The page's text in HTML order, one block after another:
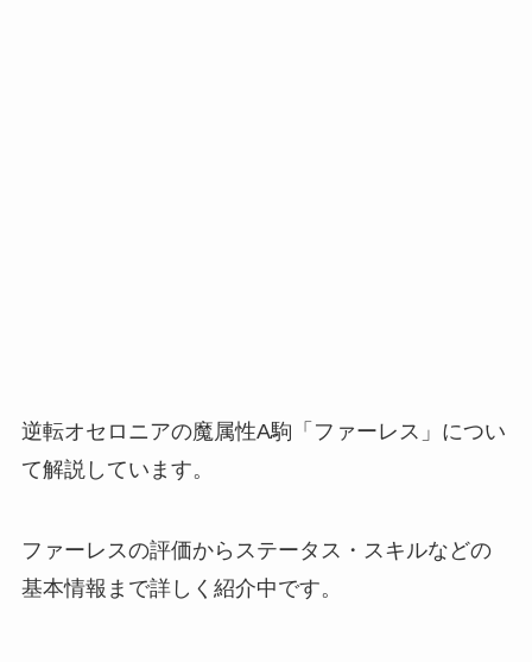
逆転オセロニアの魔属性A駒「ファーレス」につい
て解説しています。
ファーレスの評価からステータス・スキルなどの
基本情報まで詳しく紹介中です。